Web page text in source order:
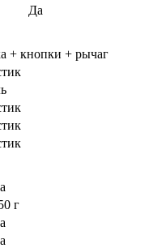
Да
+ кнопки + рычаг
г